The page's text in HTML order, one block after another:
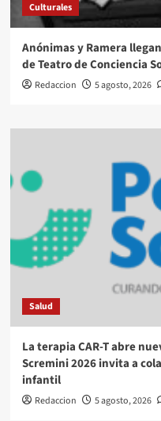
Culturales
Anónimas y Ramera
de Teatro de Conciencia
Redaccion 5 agosto, 2026
Salud
La terapia CAR-T abre
Scremini 2026 invita a
infantil
Redaccion 5 agosto, 2026